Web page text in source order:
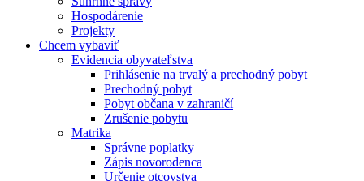
Hospodárenie
Projekty
Chcem vybaviť
Evidencia obyvateľstva
Prihlásenie na trvalý a prechodný pobyt
Prechodný pobyt
Pobyt občana v zahraničí
Zrušenie pobytu
Matrika
Správne poplatky
Zápis novorodenca
Určenie otcovstva